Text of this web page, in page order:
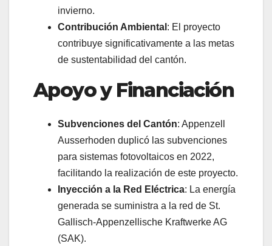
invierno.
Contribución Ambiental : El proyecto
contribuye significativamente a las metas
de sustentabilidad del cantón.
Apoyo y Financiación
Subvenciones del Cantón: Appenzell
Ausserhoden duplicó las subvenciones
para sistemas fotovoltaicos en 2022,
facilitando la realización de este proyecto.
Inyección a la Red Eléctrica: La energía
generada se suministra a la red de St.
Gallisch-Appenzellische Kraftwerke AG
(SAK).